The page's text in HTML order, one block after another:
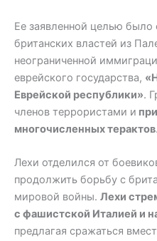
Ее заявленной целью было
британских властей из
неограниченной
еврейского государства,
Еврейской республики».
членов террористами и
многочисленных терактов.
Лехи отделился от
продолжить борьбу с
мировой войны. Лехи
с фашистской Италией и
предлагая сражаться